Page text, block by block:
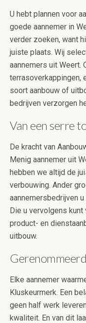
U hebt plannen voor
goede aannemer in
verder zoeken, want
juiste plaats. Wij
aannemers uit Weert.
terrasoverkappingen,
soort aanbouw of
bedrijven verzorgen
Van een serre
De kracht van
Menig aannemer uit
hebben we altijd de
verbouwing. Ander
aannemersbedrijven
Die u vervolgens
product- en
uitbouw.
Elke aannemer
Kluskeurmerk. Een
geen half werk
kwaliteit. En van dit